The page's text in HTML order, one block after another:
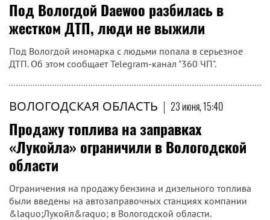
Под Вологдой Daewoo разбилась в
жестком ДТП, люди не выжили
Под Вологдой иномарка с людьми попала в серьезное
ДТП. Об этом сообщает Telegram-канал "360 ЧП".
ВОЛОГОДСКАЯ ОБЛАСТЬ | 23 июня, 15:40
Продажу топлива на заправках
«Лукойла» ограничили в Вологодской
области
Ограничения на продажу бензина и дизельного топлива
были введены на автозаправочных станциях компании
&laquo;Лукойл&raquo; в Вологодской области.